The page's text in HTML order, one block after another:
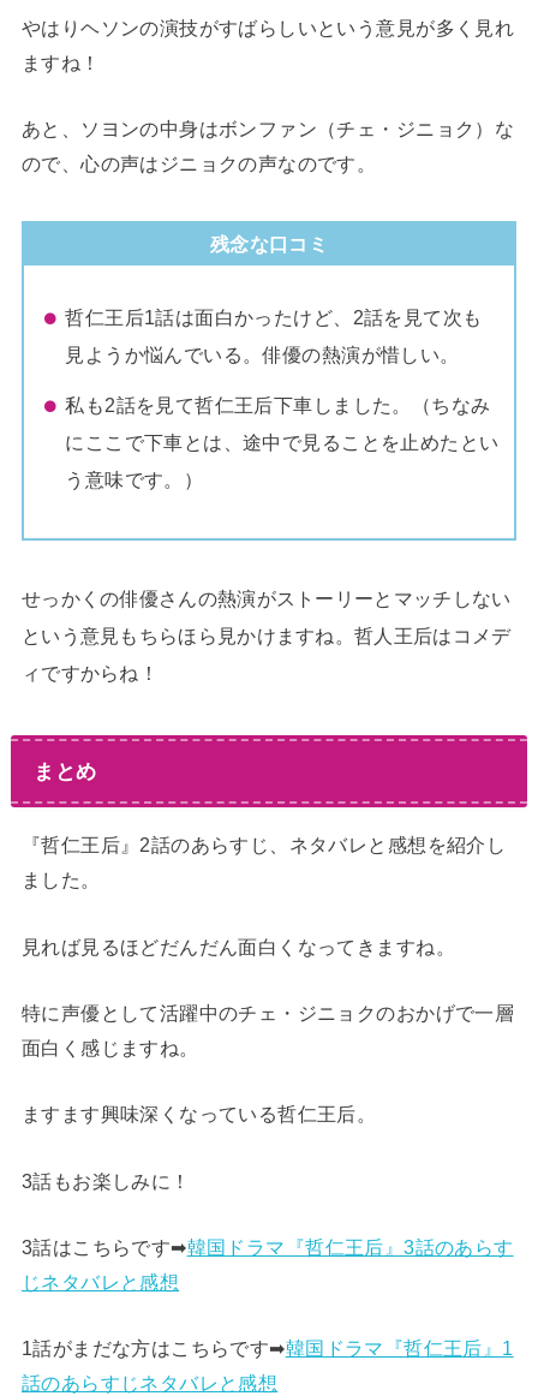
やはりヘソンの演技がすばらしいという意見が多く見れ
ますね！
あと、ソヨンの中身はボンファン（チェ・ジニョク）な
ので、心の声はジニョクの声なのです。
残念な口コミ
哲仁王后1話は面白かったけど、2話を見て次も
見ようか悩んでいる。俳優の熱演が惜しい。
私も2話を見て哲仁王后下車しました。（ちなみ
にここで下車とは、途中で見ることを止めたとい
う意味です。）
せっかくの俳優さんの熱演がストーリーとマッチしない
という意見もちらほら見かけますね。哲人王后はコメデ
ィですからね！
まとめ
『哲仁王后』2話のあらすじ、ネタバレと感想を紹介し
ました。
見れば見るほどだんだん面白くなってきますね。
特に声優として活躍中のチェ・ジニョクのおかげで一層
面白く感じますね。
ますます興味深くなっている哲仁王后。
3話もお楽しみに！
3話はこちらです➡︎韓国ドラマ『哲仁王后』3話のあらす
じネタバレと感想
1話がまだな方はこちらです➡︎韓国ドラマ『哲仁王后』1
話のあらすじネタバレと感想